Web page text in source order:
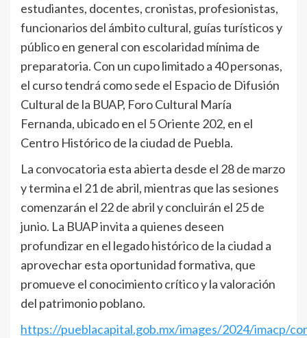
estudiantes, docentes, cronistas, profesionistas,
funcionarios del ámbito cultural, guías turísticos y
público en general con escolaridad mínima de
preparatoria. Con un cupo limitado a 40 personas,
el curso tendrá como sede el Espacio de Difusión
Cultural de la BUAP, Foro Cultural María
Fernanda, ubicado en el 5 Oriente 202, en el
Centro Histórico de la ciudad de Puebla.
La convocatoria esta abierta desde el 28 de marzo
y termina el 21 de abril, mientras que las sesiones
comenzarán el 22 de abril y concluirán el 25 de
junio. La BUAP invita a quienes deseen
profundizar en el legado histórico de la ciudad a
aprovechar esta oportunidad formativa, que
promueve el conocimiento crítico y la valoración
del patrimonio poblano.
https://pueblacapital.gob.mx/images/2024/imacp/